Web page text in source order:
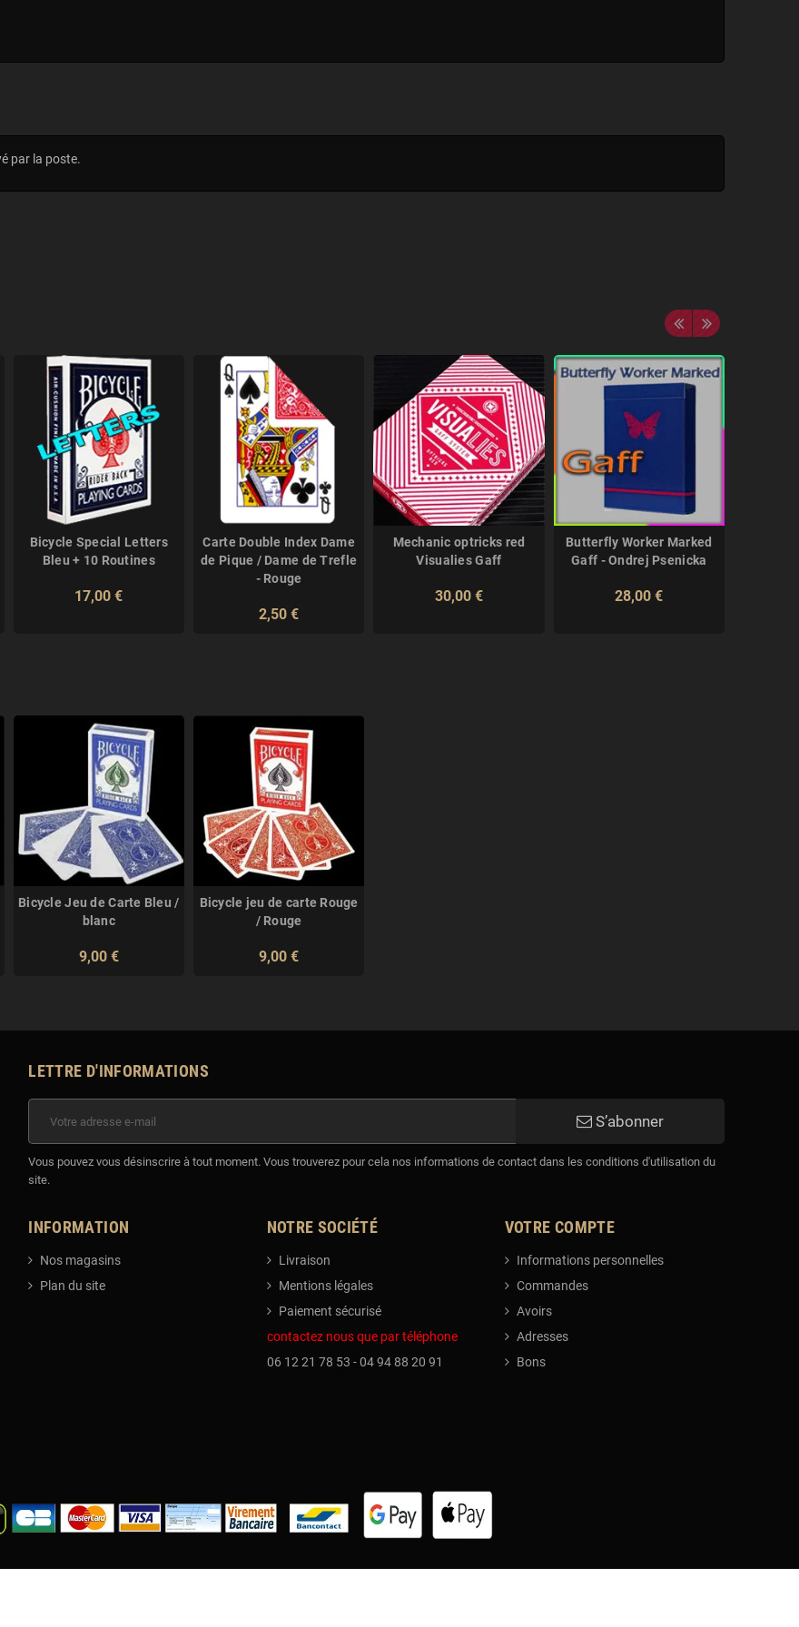
par la poste.
Bicycle Special Letters
Bleu + 10 Routines
17,00 €
Carte Double Index Dame
de Pique / Dame de Trefle
- Rouge
2,50 €
Mechanic optricks red
Visualies Gaff
30,00 €
Butterfly Worker Marked
Gaff - Ondrej Psenicka
28,00 €
Bicycle Jeu de Carte Bleu /
blanc
9,00 €
Bicycle jeu de carte Rouge
/ Rouge
9,00 €
LETTRE D'INFORMATIONS
S’abonner
Vous pouvez vous désinscrire à tout moment. Vous trouverez pour cela nos informations de contact dans les conditions d'utilisation du
site.
INFORMATION
Nos magasins
Plan du site
NOTRE SOCIÉTÉ
Livraison
Mentions légales
Paiement sécurisé
contactez nous que par téléphone
06 12 21 78 53 - 04 94 88 20 91
VOTRE COMPTE
Informations personnelles
Commandes
Avoirs
Adresses
Bons